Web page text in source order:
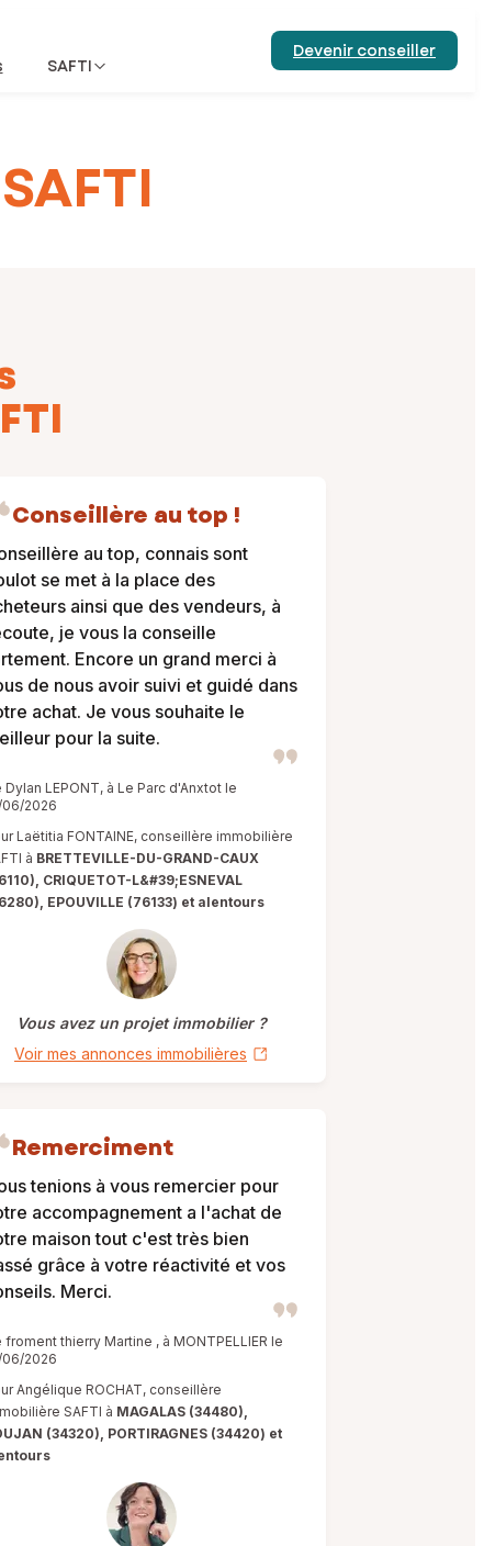
SAFTI
Devenir conseiller
Conseillère au top !
au top, connais sont
se met à la place des
ainsi que des vendeurs, à
je vous la conseille
Encore un grand merci à
de nous avoir suivi et guidé dans
achat. Je vous souhaite le
pour la suite.
Dylan LEPONT, à Le Parc d'Anxtot le
06/2026
Laëtitia FONTAINE, conseillère immobilière
à BRETTEVILLE-DU-GRAND-CAUX
CRIQUETOT-L&#39;ESNEVAL
EPOUVILLE (76133) et alentours
Vous avez un projet immobilier ?
Voir mes annonces immobilières
Remerciment
tenions à vous remercier pour
accompagnement a l'achat de
maison tout c'est très bien
grâce à votre réactivité et vos
Merci.
froment thierry Martine , à MONTPELLIER le
06/2026
Angélique ROCHAT, conseillère
SAFTI à MAGALAS (34480),
(34320), PORTIRAGNES (34420) et